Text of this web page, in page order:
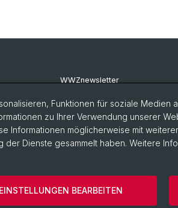
WWZnewsletter
RealWWZ
Fachgruppe WiWi
Cookies
Funktionen für soziale
zu Ihrer Verwendung unserer
Informationen möglicherweise mit
Dienste gesammelt haben. Weitere
EINSTELLUNGEN BEARBEITEN